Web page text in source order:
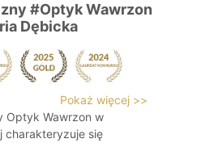
#Optyk Wawrzon
Dębicka
Pokaż więcej >>
Optyk Wawrzon w
charakteryzuje się